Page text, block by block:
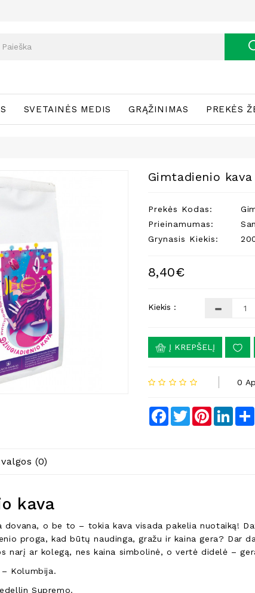
SVETAINĖS MEDIS GRĄŽINIMAS PREKĖS
Gimtadienio kava
Prekės Kodas:
Prieinamumas:
Grynasis Kiekis:
8,40€
Kiekis :
Į KREPŠELĮ
0
Facebook
TwitterPinterest
(0)
kava
dovana, o be to – tokia kava visada pakelia nuotaiką!
proga, kad būtų naudinga, gražu ir kaina gera? Dar
narį ar kolegą, nes kaina simbolinė, o vertė didelė –
Kolumbija.
Supremo.